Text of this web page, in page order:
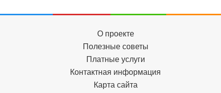
О проекте
Полезные советы
Платные услуги
Контактная информация
Карта сайта